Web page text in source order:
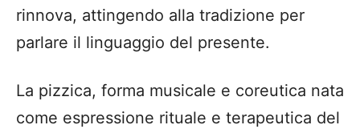
rinnova, attingendo alla tradizione per
parlare il linguaggio del presente.
La pizzica, forma musicale e coreutica nata
come espressione rituale e terapeutica del